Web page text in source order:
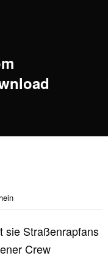
sie Straßenrapfans
Crew